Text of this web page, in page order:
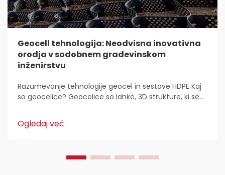
Geocell tehnologija: Neodvisna inovativna
orodja v sodobnem građevinskom
inženirstvu
Razumevanje tehnologije geocel in sestave HDPE Kaj
so geocelice? Geocelice so lahke, 3D strukture, ki se
gradbeništvu. Inženirji civilne zaščite jih imajo radi,
ker...
Ogledaj več